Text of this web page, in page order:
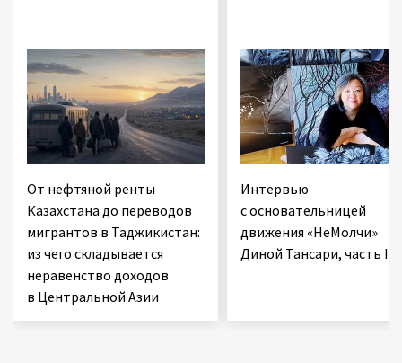
От нефтяной ренты
Казахстана до переводов
мигрантов в Таджикистан:
из чего складывается
неравенство доходов
в Центральной Азии
Интервью
с основательницей
движения «НеМолчи»
Диной Тансари, часть II